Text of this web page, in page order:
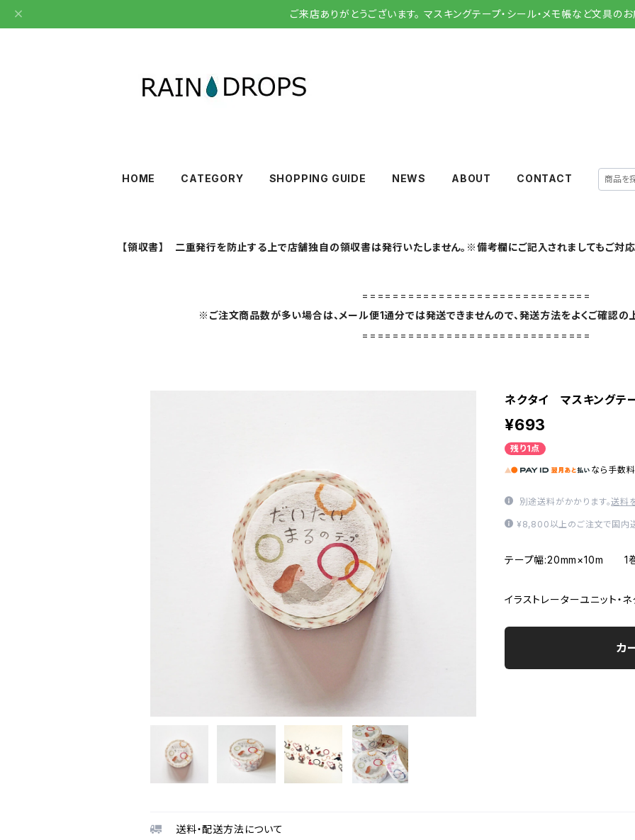
ご来店ありがとうございます。 マスキングテープ・シール・メモ帳など文具の
HOME CATEGORY SHOPPING GUIDE NEWS ABOUT CONTACT
【領収書】 二重発行を防止する上で店舗独自の領収書は発行いたしません。※備考欄にご記入されましてもご対応
==============================
※ご注文商品数が多い場合は、メール便1通分では発送できませんので、発送方法をよくご確認の
==============================
ネクタイ マスキングテ
¥693
残り1点
なら 手数
別途送料がかかります。送料
¥8,800以上のご注文で国内
テープ幅:20mm×10m 1
イラストレーターユニット・
カ
送料・配送方法について